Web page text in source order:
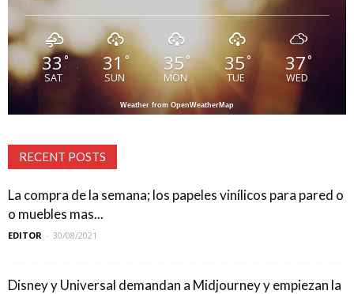
33 °
SAT
31°
SUN
35°
MON
35°
TUE
37°
WED
Weather from OpenWeatherMap
RECENT POSTS
La compra de la semana; los papeles vinílicos para pared o
o muebles mas...
EDITOR - 30/08/2021
Disney y Universal demandan a Midjourney y empiezan la